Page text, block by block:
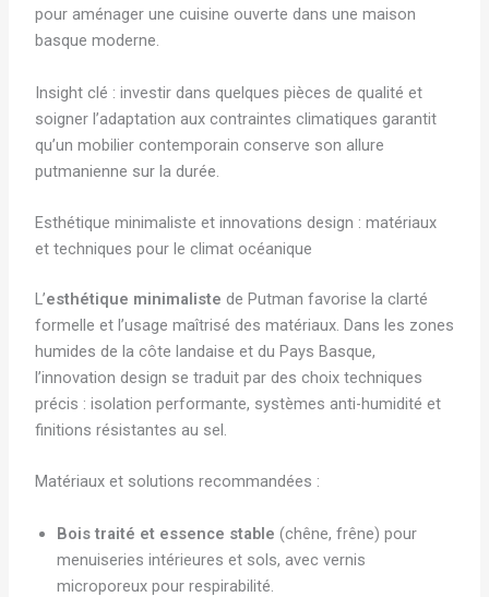
pour aménager une cuisine ouverte dans une maison
basque moderne.
Insight clé : investir dans quelques pièces de qualité et
soigner l’adaptation aux contraintes climatiques garantit
qu’un mobilier contemporain conserve son allure
putmanienne sur la durée.
Esthétique minimaliste et innovations design : matériaux
et techniques pour le climat océanique
L’esthétique minimaliste de Putman favorise la clarté
formelle et l’usage maîtrisé des matériaux. Dans les zones
humides de la côte landaise et du Pays Basque,
l’innovation design se traduit par des choix techniques
précis : isolation performante, systèmes anti-humidité et
finitions résistantes au sel.
Matériaux et solutions recommandées :
Bois traité et essence stable (chêne, frêne) pour
menuiseries intérieures et sols, avec vernis
microporeux pour respirabilité.